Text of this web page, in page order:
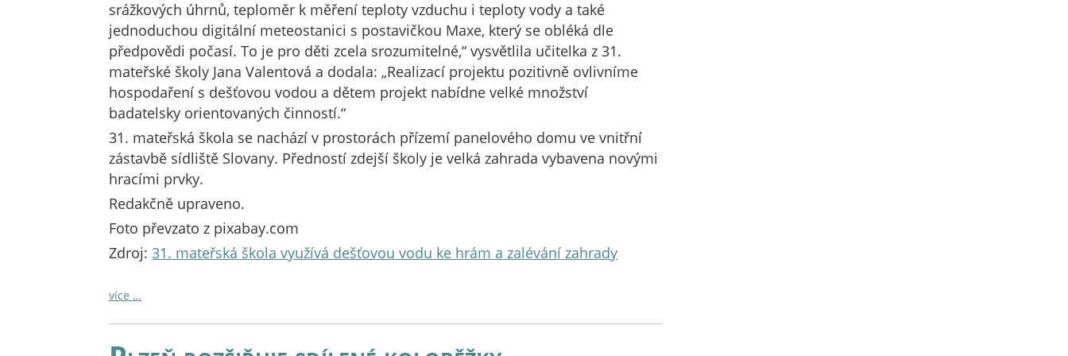
srážkových úhrnů, teploměr k měření teploty vzduchu i teploty vody a také
jednoduchou digitální meteostanici s postavičkou Maxe, který se obléká dle
předpovědi počasí. To je pro děti zcela srozumitelné,“ vysvětlila učitelka z 31.
mateřské školy Jana Valentová a dodala: „Realizací projektu pozitivně ovlivníme
hospodaření s dešťovou vodou a dětem projekt nabídne velké množství
badatelsky orientovaných činností.“
31. mateřská škola se nachází v prostorách přízemí panelového domu ve vnitřní
zástavbě sídliště Slovany. Předností zdejší školy je velká zahrada vybavena novými
hracími prvky.
Redakčně upraveno.
Foto převzato z pixabay.com
Zdroj: 31. mateřská škola využívá dešťovou vodu ke hrám a zalévání zahrady
více …